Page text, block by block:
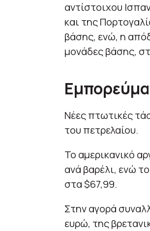
αντίστοιχου
και της
βάσης, ενώ, η
μονάδες βάσης,
Νέες πτωτικές
του πετρελαίου.
Το αμερικανικό
ανά βαρέλι, ενώ
στα $67,99.
Στην αγορά
ευρώ, της